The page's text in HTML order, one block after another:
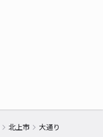
北上市 大通り